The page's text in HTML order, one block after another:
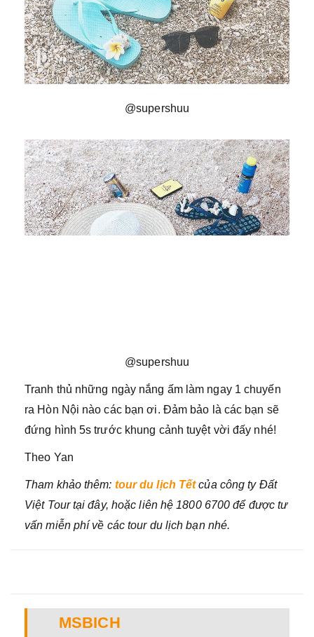
@supershuu
@supershuu
Tranh thủ những ngày nắng ấm làm ngay 1 chuyến
ra Hòn Nội nào các bạn ơi. Đảm bảo là các bạn sẽ
đứng hình 5s trước khung cảnh tuyệt vời đấy nhé!
Theo Yan
Tham khảo thêm: tour du lịch Tếtcủa công ty Đất
Việt Tour tại đây, hoặc liên hệ 1800 6700 để được tư
vấn miễn phí về các tour du lịch bạn nhé.
MSBICH